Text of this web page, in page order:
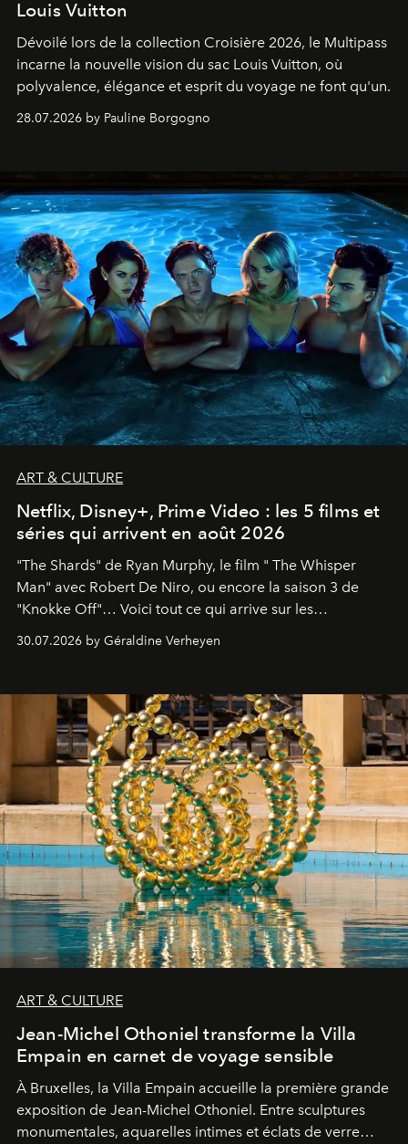
Louis Vuitton
Dévoilé lors de la collection Croisière 2026, le Multipass
incarne la nouvelle vision du sac Louis Vuitton, où
polyvalence, élégance et esprit du voyage ne font qu'un.
28.07.2026 by Pauline Borgogno
ART & CULTURE
Netflix, Disney+, Prime Video : les 5 films et
séries qui arrivent en août 2026
"The Shards" de Ryan Murphy, le film " The Whisper
Man" avec Robert De Niro, ou encore la saison 3 de
"Knokke Off"… Voici tout ce qui arrive sur les
plateformes de streaming en août 2026.
30.07.2026 by Géraldine Verheyen
ART & CULTURE
Jean-Michel Othoniel transforme la Villa
Empain en carnet de voyage sensible
À Bruxelles, la Villa Empain accueille la première grande
exposition de Jean-Michel Othoniel. Entre sculptures
monumentales, aquarelles intimes et éclats de verre